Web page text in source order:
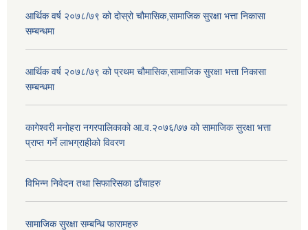
आर्थिक वर्ष २०७८/७९ को दोस्रो चौमासिक,सामाजिक सुरक्षा भत्ता निकासा
सम्बन्धमा
आर्थिक वर्ष २०७८/७९ को प्रथम चौमासिक,सामाजिक सुरक्षा भत्ता निकासा
सम्बन्धमा
कागेश्वरी मनोहरा नगरपालिकाको आ.व.२०७६/७७ को सामाजिक सुरक्षा भत्ता
प्राप्त गर्ने लाभग्राहीको विवरण
विभिन्न निवेदन तथा सिफारिसका ढाँचाहरु
सामाजिक सुरक्षा सम्बन्धि फारामहरु